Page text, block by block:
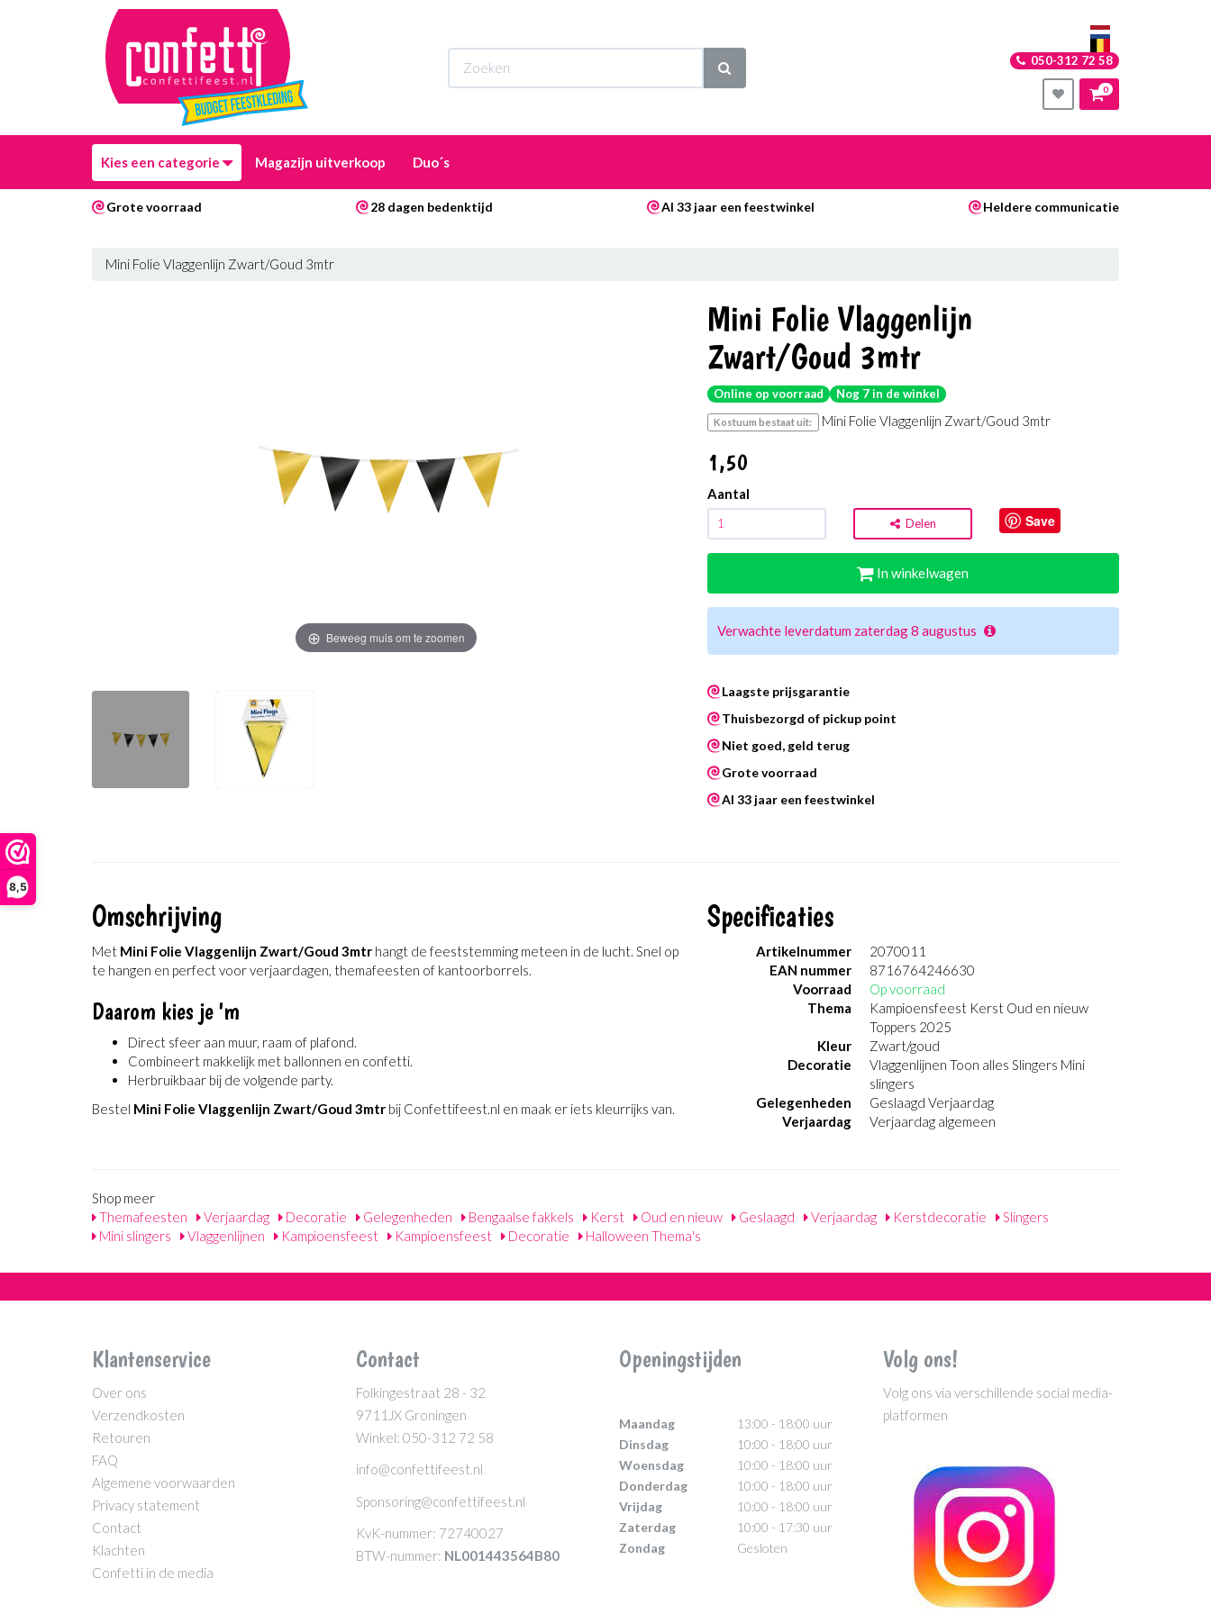
8,5
050-312 72 58
0
Kies een categorie Magazijn uitverkoop Duo´s
Grote voorraad 28 dagen bedenktijd Al 33 jaar een feestwinkel Heldere communicatie
Mini Folie Vlaggenlijn Zwart/Goud 3mtr
Beweeg muis om te zoomen
Mini Folie Vlaggenlijn
Zwart/Goud 3mtr
Online op voorraad Nog 7 in de winkel
Kostuum bestaat uit: Mini Folie Vlaggenlijn Zwart/Goud 3mtr
1,50
Aantal
Delen Save
In winkelwagen
Verwachte leverdatum zaterdag 8 augustus
Laagste prijsgarantie
Thuisbezorgd of pickup point
Niet goed, geld terug
Grote voorraad
Al 33 jaar een feestwinkel
Omschrijving
Met Mini Folie Vlaggenlijn Zwart/Goud 3mtr hangt de feeststemming meteen in de lucht. Snel op
te hangen en perfect voor verjaardagen, themafeesten of kantoorborrels.
Daarom kies je 'm
Direct sfeer aan muur, raam of plafond.
Combineert makkelijk met ballonnen en confetti.
Herbruikbaar bij de volgende party.
Bestel Mini Folie Vlaggenlijn Zwart/Goud 3mtr bij Confettifeest.nl en maak er iets kleurrijks van.
Specificaties
Artikelnummer
2070011
EAN nummer
8716764246630
Voorraad
Op voorraad
Thema
Kampioensfeest Kerst Oud en nieuw
Toppers 2025
Kleur
Zwart/goud
Decoratie
Vlaggenlijnen Toon alles Slingers Mini
slingers
Gelegenheden
Geslaagd Verjaardag
Verjaardag
Verjaardag algemeen
Shop meer
Themafeesten
Verjaardag Decoratie Gelegenheden Bengaalse fakkels Kerst Oud en nieuw Geslaagd Verjaardag Kerstdecoratie
Slingers
Mini slingers
Vlaggenlijnen Kampioensfeest Kampioensfeest Decoratie Halloween Thema's
Klantenservice
Over ons
Verzendkosten
Retouren
FAQ
Algemene voorwaarden
Privacy statement
Contact
Klachten
Confetti in de media
Contact
Folkingestraat 28 - 32
9711JX Groningen
Winkel: 050-312 72 58
info@confettifeest.nl
Sponsoring@confettifeest.nl
KvK-nummer: 72740027
BTW-nummer: NL001443564B80
Openingstijden
Maandag
13:00 - 18:00 uur
Dinsdag
10:00 - 18:00 uur
Woensdag
10:00 - 18:00 uur
Donderdag
10:00 - 18:00 uur
Vrijdag
10:00 - 18:00 uur
Zaterdag
10:00 - 17:30 uur
Zondag
Gesloten
Volg ons!
Volg ons via verschillende social media-
platformen